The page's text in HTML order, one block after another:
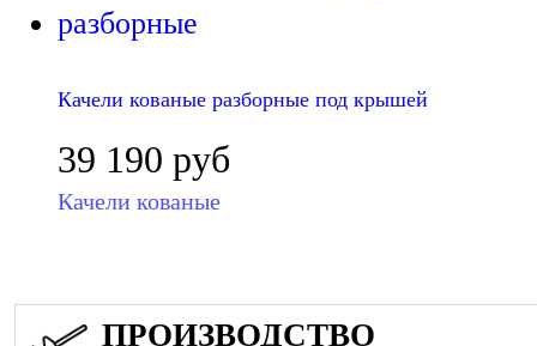
Качели кованые разборные под крышей
39 190 руб
Качели кованые
ПРОИЗВОДСТВО